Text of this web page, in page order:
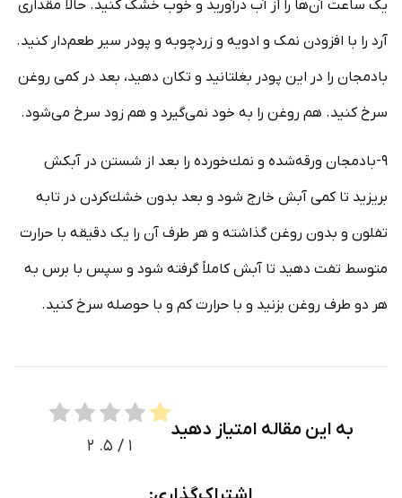
یک ساعت آن‌ها را از آب درآورید و خوب خشک کنید. حالا مقداری
آرد را با افزودن نمک و ادویه و زردچوبه و پودر سیر طعم‌دار کنید.
بادمجان را در این پودر بغلتانید و تکان دهید، بعد در کمی روغن
سرخ کنید. هم روغن را به خود نمی‌گیرد و هم زود سرخ می‌شود.
۹-بادمجان ورقه‌شده و نمك‌خورده را بعد از شستن در آبكش
بريزيد تا كمى آبش خارج شود و بعد بدون خشك‌كردن در تابه
تفلون و بدون روغن گذاشته و هر طرف آن را یک دقيقه با حرارت
متوسط تفت دهيد تا آبش كاملاً گرفته شود و سپس با برس به
هر دو طرف روغن بزنيد و با حرارت كم و با حوصله سرخ كنيد.
به این مقاله امتیاز دهید
۱ / ۵. ۲